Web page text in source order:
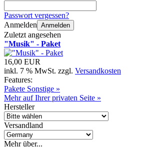
Passwort vergessen?
Anmelden Anmelden
Zuletzt angesehen
"Musik" - Paket
16,00 EUR
inkl. 7 % MwSt. zzgl. Versandkosten
Features:
Pakete Sonstige »
Mehr auf Ihrer privaten Seite »
Hersteller
Versandland
Mehr über...